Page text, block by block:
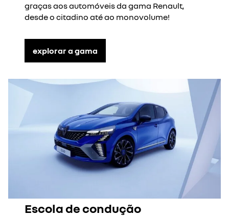
graças aos automóveis da gama Renault,
desde o citadino até ao monovolume!
explorar a gama
Escola de condução